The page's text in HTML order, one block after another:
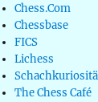
Chess.Com
Chessbase
FICS
Lichess
The Chess Café